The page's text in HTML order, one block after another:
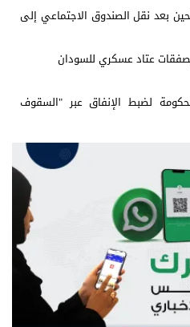
بعد نقل الصندوق الاجتماعي إلى
عتاد عسكري للسودان
لضبط الإنفاق عبر "السقوف